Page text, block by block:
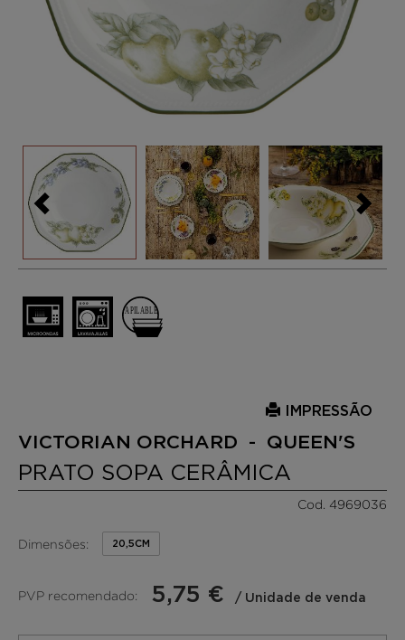
IMPRESSÃO
VICTORIAN ORCHARD - QUEEN'S
PRATO SOPA CERÂMICA
Cod. 4969036
Dimensões: 20,5CM
PVP recomendado: 5,75 € / Unidade de venda